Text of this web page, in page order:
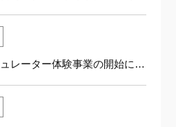
「空飛ぶクルマ」シミュレーター体験事業の開始について